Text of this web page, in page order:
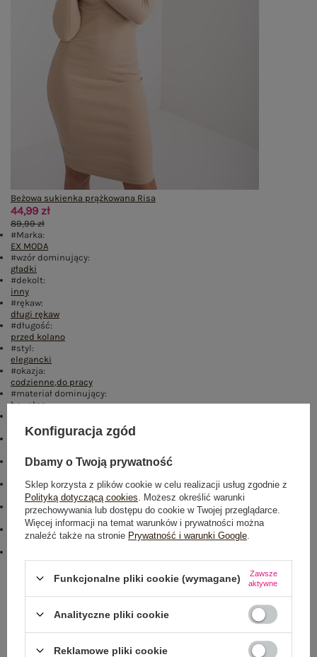
Beżowa sukienka prążkowana Risa
44,99 zł
89,99 zł
#Marka:
EX MODA
#wzór dominujący:
gładki
#dekolt:
inny
#rękaw:
długi rękaw
#długość:
przed kolano
#styl:
elegancki
#okazja:
codzienne,do pracy
#materiał dominujący:
bawełna
materiał prążkowany
#zapięcie:
#fason:
#typ produktu:
sukienka codzienna,sukienka dzianinowa
#skład materiału :
90% bawełna
10% elastan
#sposób prania :
pranie w pralce w 30°C
txt_COTTON COMFORT#546070#FFFFFF,dół,lewo,col
Dostępny
Konfiguracja zgód
Dbamy o Twoją prywatność
Sklep korzysta z plików cookie w celu realizacji usług zgodnie z
Polityką dotyczącą cookies . Możesz określić warunki
przechowywania lub dostępu do cookie w Twojej przeglądarce.
Więcej informacji na temat warunków i prywatności można
znaleźć także na stronie Prywatność i warunki Google
Funkcjonalne pliki cookie (wymagane)
Zawsze
aktywne
Analityczne pliki cookie
Reklamowe pliki cookie